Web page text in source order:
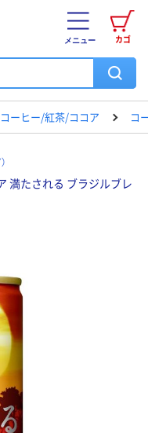
カゴ
メニュー
コーヒー/紅茶/ココア コ
満たされる ブラジルブレ